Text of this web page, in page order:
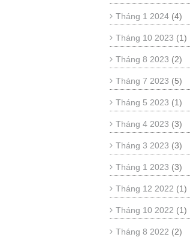
Tháng 1 2024 (4)
Tháng 10 2023 (1)
Tháng 8 2023 (2)
Tháng 7 2023 (5)
Tháng 5 2023 (1)
Tháng 4 2023 (3)
Tháng 3 2023 (3)
Tháng 1 2023 (3)
Tháng 12 2022 (1)
Tháng 10 2022 (1)
Tháng 8 2022 (2)